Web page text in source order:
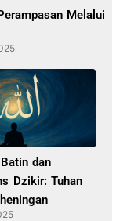
Melalui
dan
Dzikir: Tuhan